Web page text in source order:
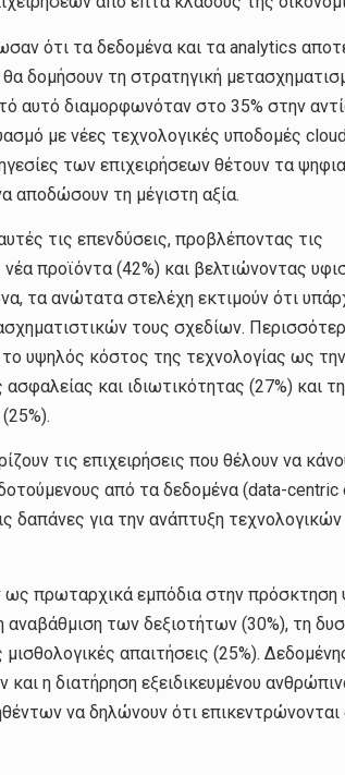
ότι τα δεδομένα και τα analytics
δομήσουν τη στρατηγική
αυτό διαμορφωνόταν στο 35% στην
με νέες τεχνολογικές υποδομές
των επιχειρήσεων θέτουν τα
αποδώσουν τη μέγιστη αξία.
τις επενδύσεις, προβλέποντας τις
προϊόντα (42%) και βελτιώνοντας
τα ανώτατα στελέχη εκτιμούν ότι
τους σχεδίων.
υψηλός κόστος της τεχνολογίας ως
και ιδιωτικότητας (27%) και
τις επιχειρήσεις που θέλουν να
από τα δεδομένα (data-centric
δαπάνες για την ανάπτυξη τεχνολογικών
ως πρωταρχικά εμπόδια στην
των δεξιοτήτων (30%), τη
απαιτήσεις (25%).
η διατήρηση εξειδικευμένου
να δηλώνουν ότι επικεντρώνονται